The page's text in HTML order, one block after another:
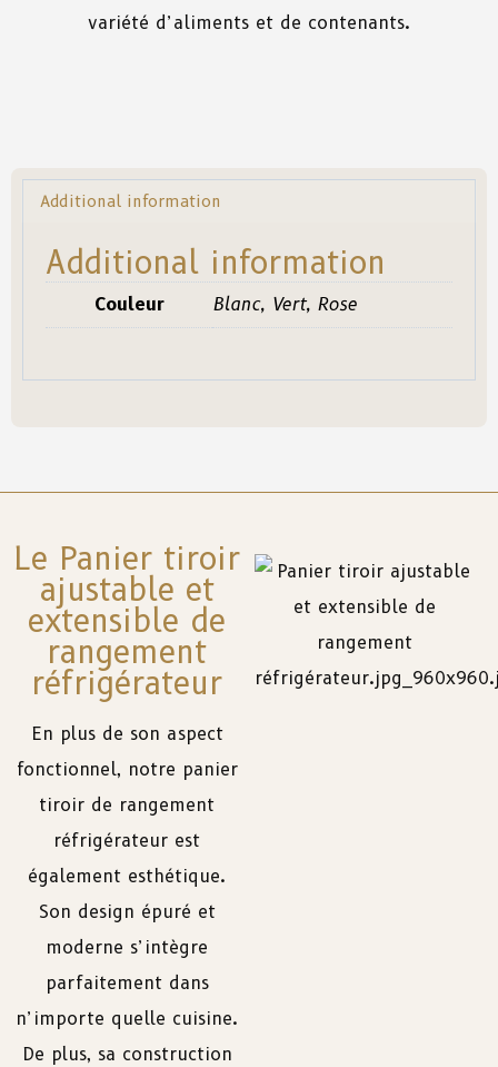
variété d’aliments et de contenants.
Additional information
Additional information
Couleur Blanc, Vert, Rose
Le Panier tiroir
ajustable et
extensible de
rangement
réfrigérateur
En plus de son aspect
fonctionnel, notre panier
tiroir de rangement
réfrigérateur est
également esthétique.
Son design épuré et
moderne s’intègre
parfaitement dans
n’importe quelle cuisine.
De plus, sa construction